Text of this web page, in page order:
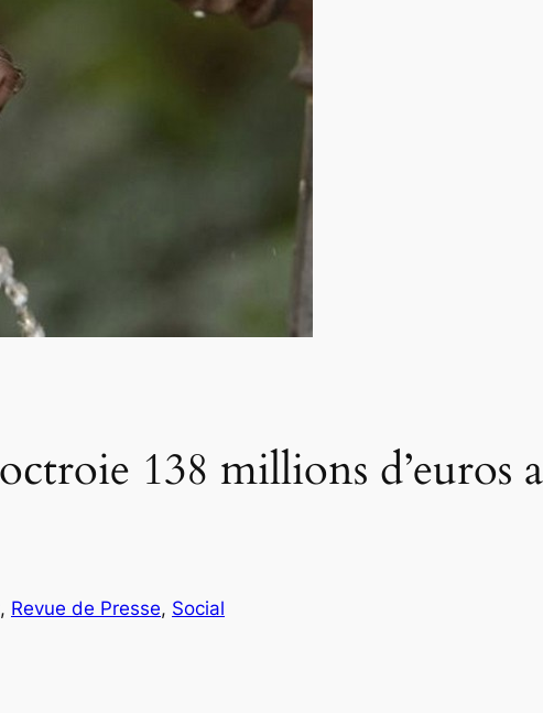
138 millions d’euros
, Revue de Presse, Social